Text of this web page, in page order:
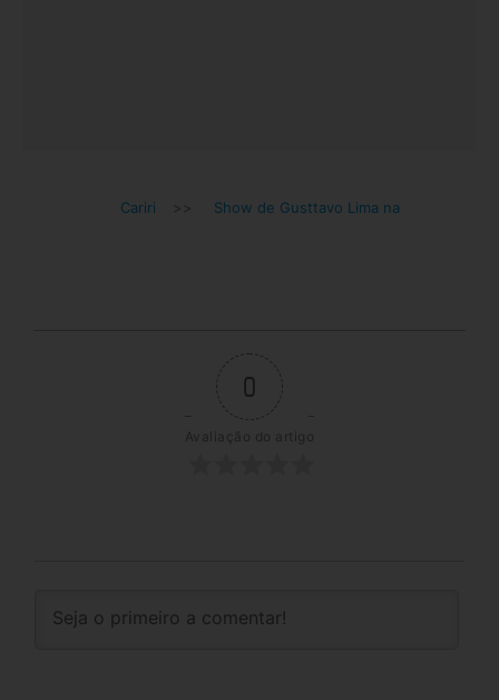
Cariri >> Show de Gusttavo Lima na
0
Avaliação do artigo